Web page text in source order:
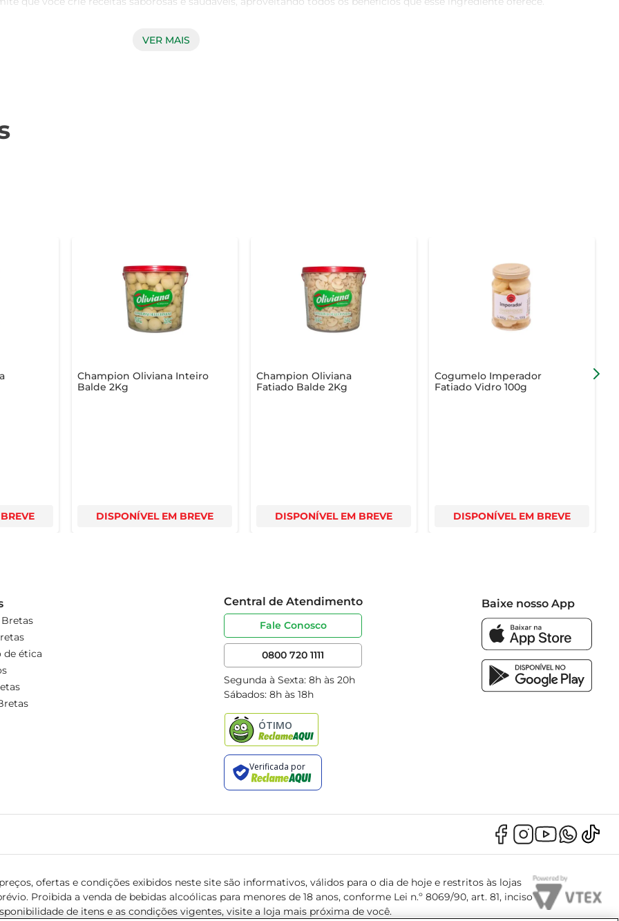
Campo Belo. Eles já vêm fatiados e prontos para uso, o que facilita o preparo das suas refeições. Basta adicionar às
valoriza a qualidade e o sabor em suas refeições. Experimente e descubra como esse ingrediente pode transformar
VER MAIS
Champion Oliviana Inteiro
Balde 2Kg
DISPONÍVEL EM BREVE
Champion Oliviana
Fatiado Balde 2Kg
DISPONÍVEL EM BREVE
Cogumelo Imperador
Fatiado Vidro 100g
DISPONÍVEL EM BREVE
de ética
Central de Atendimento
Fale Conosco
0800 720 1111
Segunda à Sexta: 8h às 20h
Sábados: 8h às 18h
Baixe nosso App
ofertas e condições exibidos neste site são informativos, válidos para o dia de hoje e restritos às lojas
Proibida a venda de bebidas alcoólicas para menores de 18 anos, conforme Lei n.º 8069/90, art. 81, inciso
de itens e as condições vigentes, visite a loja mais próxima de você.